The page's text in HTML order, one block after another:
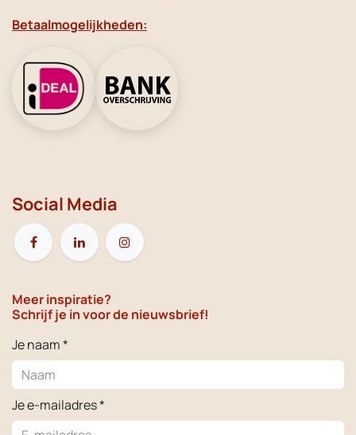
Betaalmogelijkheden:
Social Media
Meer inspiratie?
Schrijf je in voor de nieuwsbrief!
Je naam *
Je e-mailadres *